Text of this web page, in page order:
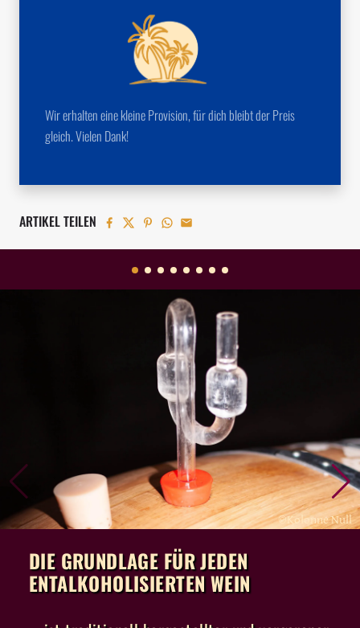
Wir erhalten eine kleine Provision, für dich bleibt der Preis
gleich. Vielen Dank!
ARTIKEL TEILEN
©Kolonne Null
DIE GRUNDLAGE FÜR JEDEN
ENTALKOHOLISIERTEN WEIN